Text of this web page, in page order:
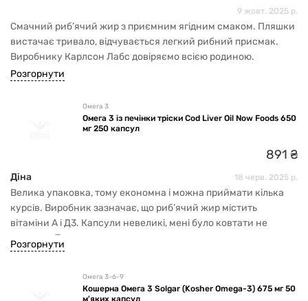
9 жовт. 2025 р.
Смачний риб’ячий жир з приємним ягідним смаком. Пляшки
вистачає тривало, відчувається легкий рибний присмак.
Виробнику Карлсон Лабс довіряємо всією родиною.
Розгорнути
Омега 3
Омега 3 із печінки тріски Cod Liver Oil Now Foods 650
мг 250 капсул
891 ₴
Діна 18 черв. 2025 р.
Велика упаковка, тому економна і можна приймати кілька
курсів. Виробник зазначає, що риб’ячий жир містить
вітаміни А і Д3. Капсули невеликі, мені було ковтати не
складно. Покупкою задоволена.
Розгорнути
Омега 3-6-9
Кошерна Омега 3 Solgar (Kosher Omega-3) 675 мг 50
м'яких капсул